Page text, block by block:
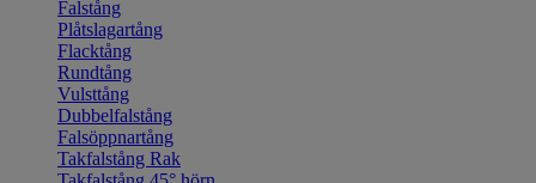
Falstång
Plåtslagartång
Flacktång
Rundtång
Vulsttång
Dubbelfalstång
Falsöppnartång
Takfalstång Rak